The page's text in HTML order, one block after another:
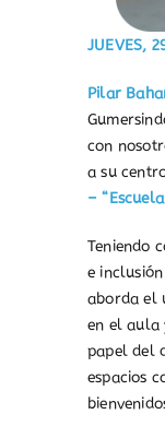
JUEVES,
Pilar
con
a su
–
Teniendo
e
aborda el
en el aula
papel del
espacios